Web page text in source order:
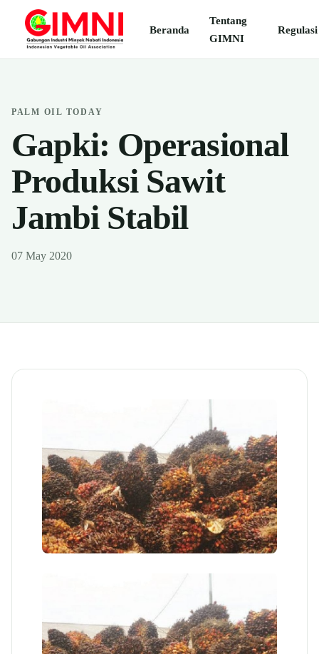
Beranda
Tentang
GIMNI
Regulasi
PALM OIL TODAY
Gapki: Operasional
Produksi Sawit
Jambi Stabil
07 May 2020